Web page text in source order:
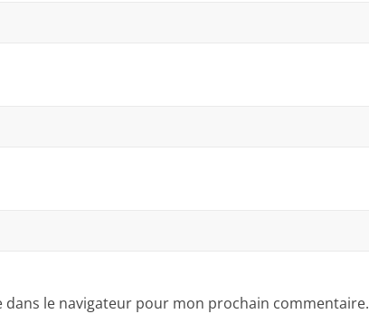
le navigateur pour mon prochain commentaire.